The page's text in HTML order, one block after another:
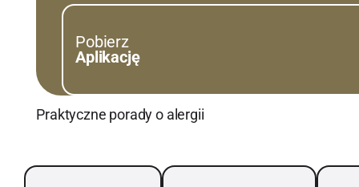
Pobierz
Aplikację
Praktyczne porady o alergii
Objawy alergii na sierść zwierząt domowych
Nieleczona alergia – poznaj